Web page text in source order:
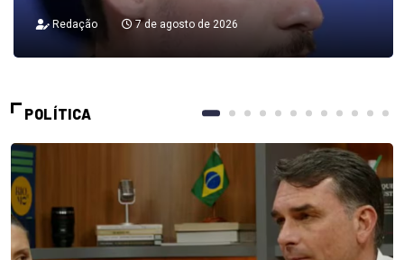
Redação 7 de agosto de 2026
POLÍTICA